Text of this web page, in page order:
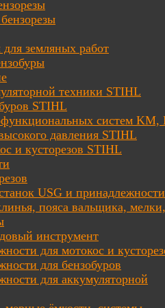
земляных работ
техники STIHL
STIHL
систем KM,
давления STIHL
и кусторезов STIHL
USG и принадлежности
пояса вальщика, мелки,
инструмент
для мотокос и
для бензобуров
для аккумуляторной